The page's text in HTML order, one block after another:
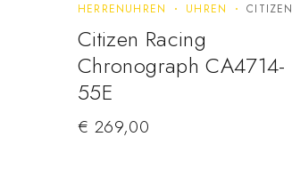
HERRENUHREN UHREN CITIZEN
Citizen Racing
Chronograph CA4714-
55E
€ 269,00